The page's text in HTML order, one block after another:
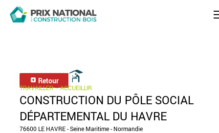
Retour
TRAVAILLER – ACCUEILLIR
CONSTRUCTION DU PÔLE SOCIAL
DÉPARTEMENTAL DU HAVRE
76600 LE HAVRE - Seine Maritime - Normandie